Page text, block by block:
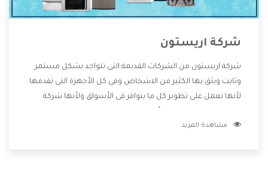
شركة اريستون
شركة اريستون من الشركات القديمة التى تتواجد بشكل مستمر
وثابت ويثق بها الكثير من الاشخاص وفى كل الأجهزة التى تقدمها
لأنها تعمل على تطوير كل ما يتوافر فى الأسواق ولأنها شركة
وتقدم للعملاء أقوى العروض والخصومات التى تسهل على
مشاهدة المزيد